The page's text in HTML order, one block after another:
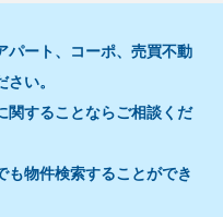
パート、コーポ、売買不動
い。
関することならご相談くだ
も物件検索することができ